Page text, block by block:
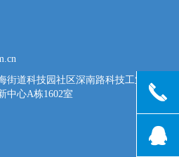
街道科技园社区深南路科技工业园
中心A栋1602室
끅
뀩